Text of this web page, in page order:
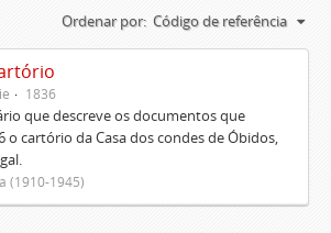
Ordenar por: Código de referência
1836
que descreve os documentos que
o cartório da Casa dos condes de Óbidos,
(1910-1945)